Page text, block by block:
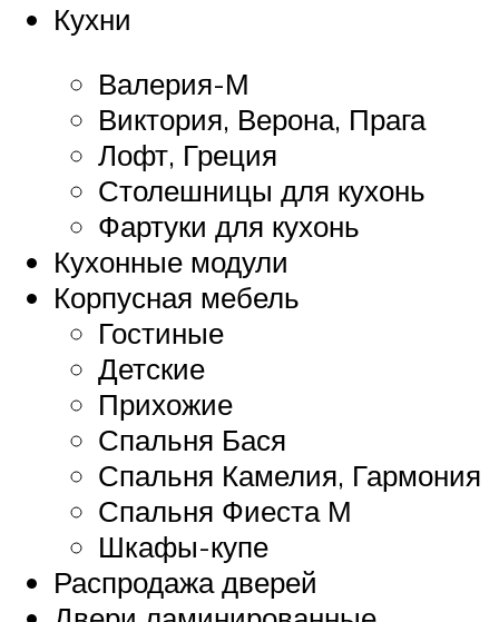
Кухни
Валерия-М
Виктория, Верона, Прага
Лофт, Греция
Столешницы для кухонь
Фартуки для кухонь
Кухонные модули
Корпусная мебель
Гостиные
Детские
Прихожие
Спальня Бася
Спальня Камелия, Гармония
Спальня Фиеста М
Шкафы-купе
Распродажа дверей